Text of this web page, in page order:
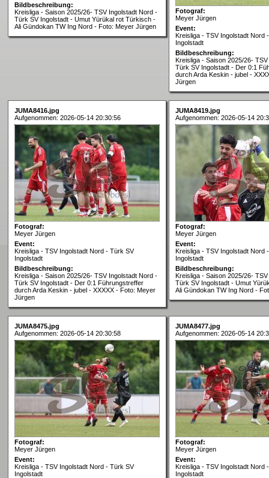
Bildbeschreibung:
Kreisliga - Saison 2025/26- TSV Ingolstadt Nord -
Türk SV Ingolstadt - Umut Yürükal rot Türkisch -
Ali Gündokan TW Ing Nord - Foto: Meyer Jürgen
Fotograf:
Meyer Jürgen
Event:
Kreisliga - TSV Ingolstadt Nord
Ingolstadt
Bildbeschreibung:
Kreisliga - Saison 2025/26-
Türk SV Ingolstadt - Der 0:1
durch Arda Keskin - jubel -
Jürgen
JUMA8416.jpg
Aufgenommen: 2026-05-14 20:30:56
Fotograf:
Meyer Jürgen
Event:
Kreisliga - TSV Ingolstadt Nord - Türk SV
Ingolstadt
Bildbeschreibung:
Kreisliga - Saison 2025/26- TSV Ingolstadt Nord -
Türk SV Ingolstadt - Der 0:1 Führungstreffer
durch Arda Keskin - jubel - XXXXX - Foto: Meyer
Jürgen
JUMA8419.jpg
Aufgenommen: 2026-05-14
Fotograf:
Meyer Jürgen
Event:
Kreisliga - TSV Ingolstadt Nord
Ingolstadt
Bildbeschreibung:
Kreisliga - Saison 2025/26-
Türk SV Ingolstadt - Umut
Ali Gündokan TW Ing Nord -
JUMA8475.jpg
Aufgenommen: 2026-05-14 20:30:58
Fotograf:
Meyer Jürgen
Event:
Kreisliga - TSV Ingolstadt Nord - Türk SV
Ingolstadt
JUMA8477.jpg
Aufgenommen: 2026-05-14
Fotograf:
Meyer Jürgen
Event:
Kreisliga - TSV Ingolstadt Nord
Ingolstadt